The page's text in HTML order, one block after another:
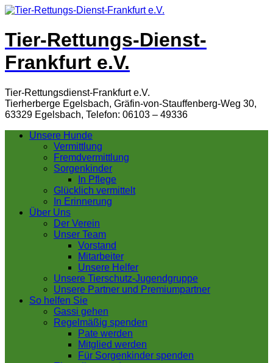
Tier-Rettungs-Dienst-
Frankfurt e.V.
Tier-Rettungsdienst-Frankfurt e.V.
Tierherberge Egelsbach, Gräfin-von-Stauffenberg-Weg 30,
63329 Egelsbach, Telefon: 06103 – 49336
Unsere Hunde
Vermittlung
Fremdvermittlung
Sorgenkinder
In Pflege
Glücklich vermittelt
In Erinnerung
Über Uns
Der Verein
Unser Team
Vorstand
Mitarbeiter
Unsere Helfer
Unsere Tierschutz-Jugendgruppe
Unsere Partner und Premiumpartner
So helfen Sie
Gassi gehen
Regelmäßig spenden
Pate werden
Mitglied werden
Für Sorgenkinder spenden